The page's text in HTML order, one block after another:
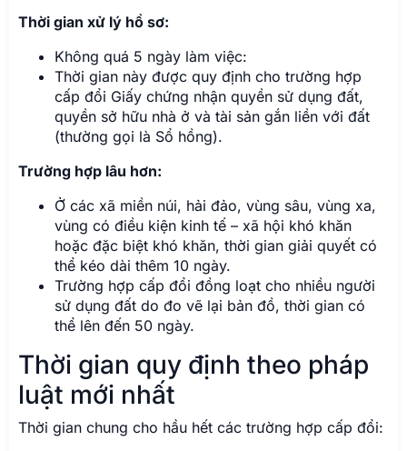
Thời gian xử lý hồ sơ:
Không quá 5 ngày làm việc:
Thời gian này được quy định cho trường hợp
cấp đổi Giấy chứng nhận quyền sử dụng đất,
quyền sở hữu nhà ở và tài sản gắn liền với đất
(thường gọi là Sổ hồng).
Trường hợp lâu hơn:
Ở các xã miền núi, hải đảo, vùng sâu, vùng xa,
vùng có điều kiện kinh tế – xã hội khó khăn
hoặc đặc biệt khó khăn, thời gian giải quyết có
thể kéo dài thêm 10 ngày.
Trường hợp cấp đổi đồng loạt cho nhiều người
sử dụng đất do đo vẽ lại bản đồ, thời gian có
thể lên đến 50 ngày.
Thời gian quy định theo pháp
luật mới nhất
Thời gian chung cho hầu hết các trường hợp cấp đổi: